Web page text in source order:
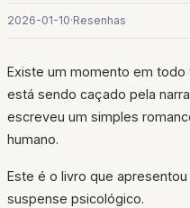
2026-01-10·Resenhas
Existe um momento em
está sendo caçado pela
escreveu um simples
humano.
Este é o livro que
suspense psicológico.